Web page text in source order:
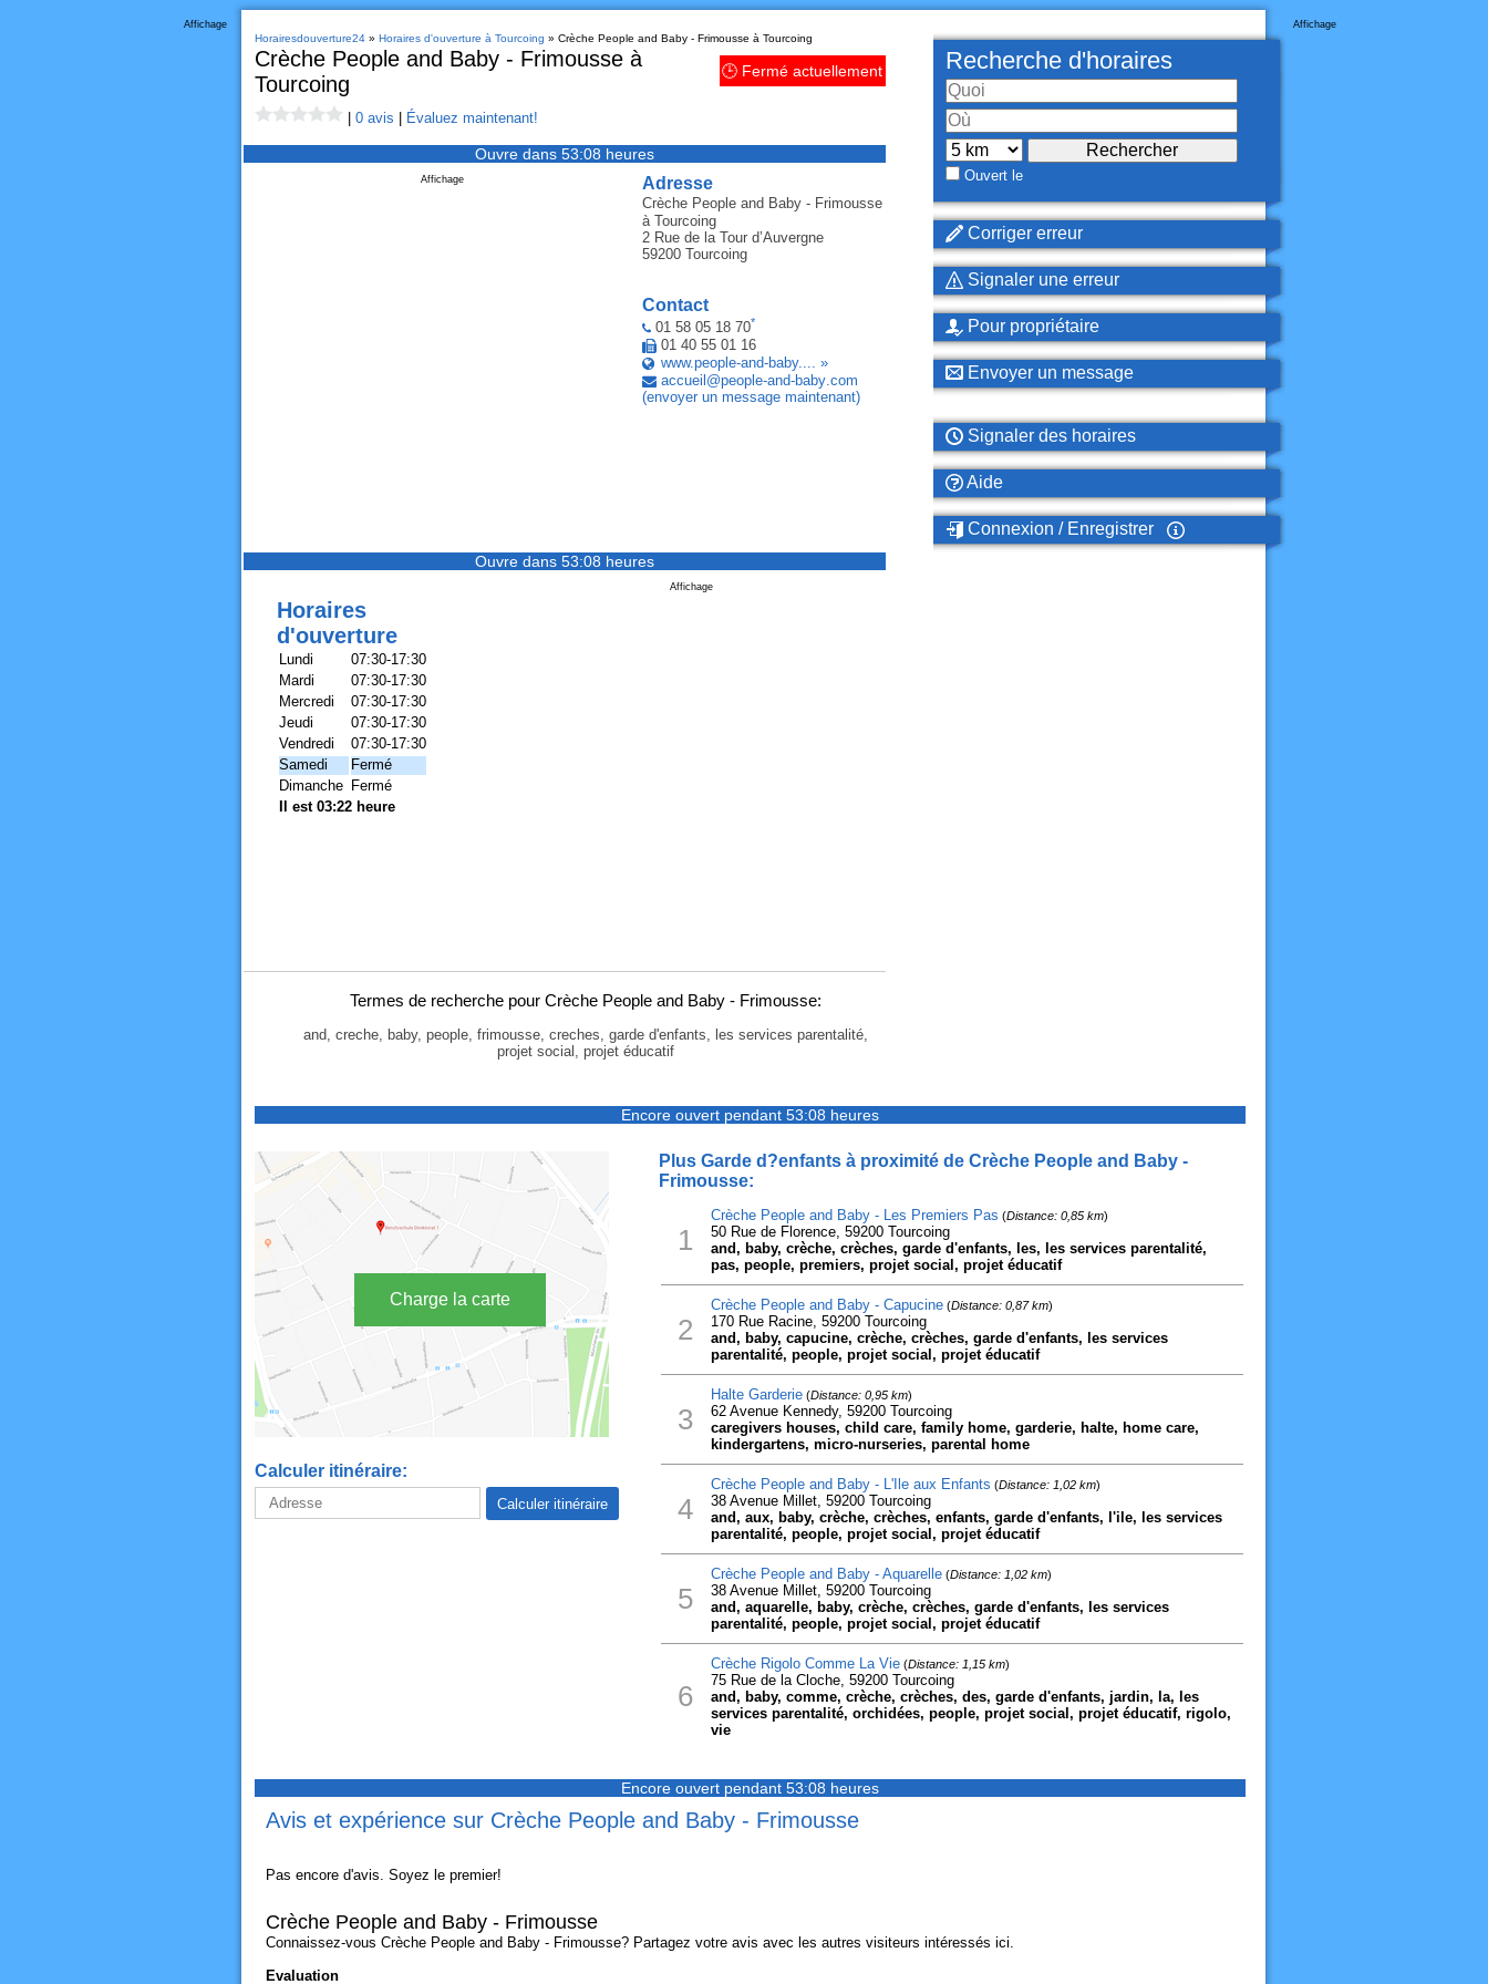
Affichage
Horairesdouverture24» Horaires d'ouverture à Tourcoing » Crèche People and Baby - Frimousse à Tourcoing
Crèche People and Baby - Frimousse à
Tourcoing
🕒 Fermé actuellement
0 avis Évaluez maintenant!
Ouvre dans 53:08 heures
Adresse
Crèche People and Baby - Frimousse
à Tourcoing
2 Rue de la Tour d’Auvergne
59200 Tourcoing
Contact
01 58 05 18 70*
01 40 55 01 16
www.people-and-baby.... »
accueil @people-and-baby.com
(envoyer un message maintenant)
Affichage
Ouvre dans 53:08 heures
Affichage
Horaires
d'ouverture
Lundi
07:30-17:30
Mardi
07:30-17:30
Mercredi
07:30-17:30
Jeudi
07:30-17:30
Vendredi
07:30-17:30
Samedi
Fermé
Dimanche
Fermé
Il est 03:22 heure
Termes de recherche pour Crèche People and Baby - Frimousse:
and, creche, baby, people, frimousse, creches, garde d'enfants, les services parentalité,
projet social, projet éducatif
Affichage
Recherche d'horaires
Ouvert le
Corriger erreur
Signaler une erreur
Pour propriétaire
Envoyer un message
Signaler des horaires
Aide
Connexion / Enregistrer
Encore ouvert pendant 53:08 heures
Charge la carte
Calculer itinéraire:
Plus Garde d?enfants à proximité de Crèche People and Baby -
Frimousse:
1
Crèche People and Baby - Les Premiers Pas (Distance: 0,85 km)
50 Rue de Florence, 59200 Tourcoing
and, baby, crèche, crèches, garde d'enfants, les, les services parentalité,
pas, people, premiers, projet social, projet éducatif
2
Crèche People and Baby - Capucine(Distance: 0,87 km)
170 Rue Racine, 59200 Tourcoing
and, baby, capucine, crèche, crèches, garde d'enfants, les services
parentalité, people, projet social, projet éducatif
3
Halte Garderie(Distance: 0,95 km)
62 Avenue Kennedy, 59200 Tourcoing
caregivers houses, child care, family home, garderie, halte, home care,
kindergartens, micro-nurseries, parental home
4
Crèche People and Baby - L'Ile aux Enfants (Distance: 1,02 km)
38 Avenue Millet, 59200 Tourcoing
and, aux, baby, crèche, crèches, enfants, garde d'enfants, l'ile, les services
parentalité, people, projet social, projet éducatif
5
Crèche People and Baby - Aquarelle(Distance: 1,02 km)
38 Avenue Millet, 59200 Tourcoing
and, aquarelle, baby, crèche, crèches, garde d'enfants, les services
parentalité, people, projet social, projet éducatif
6
Crèche Rigolo Comme La Vie(Distance: 1,15 km)
75 Rue de la Cloche, 59200 Tourcoing
and, baby, comme, crèche, crèches, des, garde d'enfants, jardin, la, les
services parentalité, orchidées, people, projet social, projet éducatif, rigolo,
vie
Encore ouvert pendant 53:08 heures
Avis et expérience sur Crèche People and Baby - Frimousse
Pas encore d'avis. Soyez le premier!
Crèche People and Baby - Frimousse
Connaissez-vous Crèche People and Baby - Frimousse? Partagez votre avis avec les autres visiteurs intéressés ici.
Evaluation